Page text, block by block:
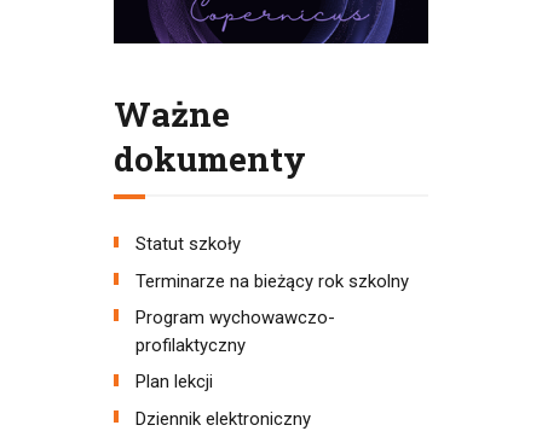
Ważne
dokumenty
Statut szkoły
Terminarze na bieżący rok szkolny
Program wychowawczo-
profilaktyczny
Plan lekcji
Dziennik elektroniczny